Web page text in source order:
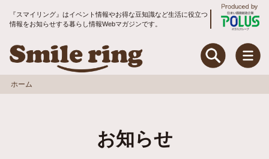
Smile ring
『スマイリング』はイベント情報やお得な豆知識など生活に役立つ
情報をお知らせする暮らし情報Webマガジンです。
Smile ring
住まいのお手入れ&リフォーム
ホーム
お知らせ